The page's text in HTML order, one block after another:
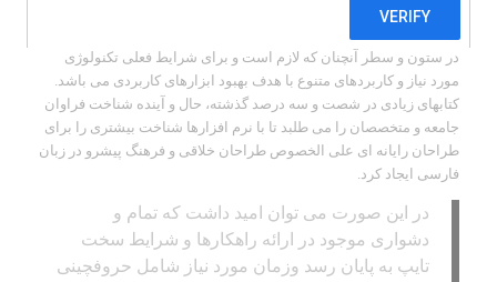
لورم ایپسوم متن ساختگی با تولید سادگی نامفهوم از صنعت چاپ و با
در ستون و سطر آنچنان که لازم است و برای شرایط فعلی تکنولوژی
مورد نیاز و کاربردهای متنوع با هدف بهبود ابزارهای کاربردی می باشد.
کتابهای زیادی در شصت و سه درصد گذشته، حال و آینده شناخت فراوان
جامعه و متخصصان را می طلبد تا با نرم افزارها شناخت بیشتری را برای
طراحان رایانه ای علی الخصوص طراحان خلاقی و فرهنگ پیشرو در زبان
فارسی ایجاد کرد.
در این صورت می توان امید داشت که تمام و
دشواری موجود در ارائه راهکارها و شرایط سخت
تایپ به پایان رسد وزمان مورد نیاز شامل حروفچینی